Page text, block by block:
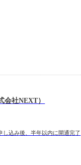
会社NEXT）
し込み後、半年以内に開通完了